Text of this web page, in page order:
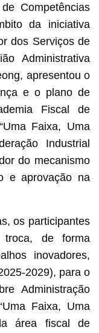
Competências
da iniciativa
dos Serviços de
Administrativa
apresentou o
e o plano de
Fiscal de
Faixa, Uma
Industrial
do mecanismo
e aprovação na
os participantes
troca, de forma
inovadores,
2029), para o
Administração
Faixa, Uma
área fiscal de